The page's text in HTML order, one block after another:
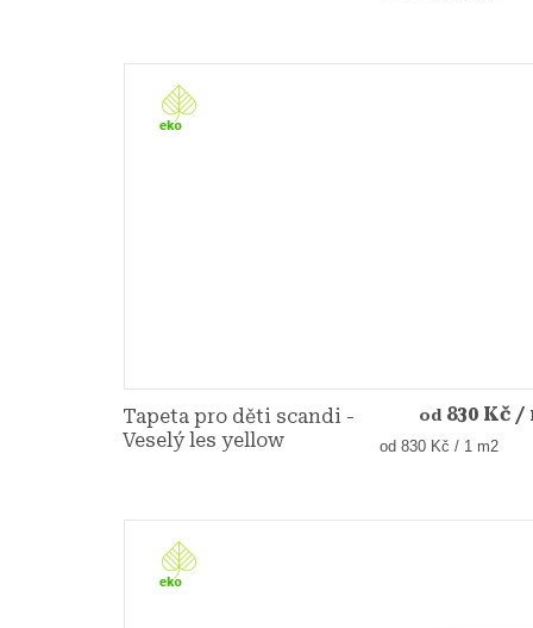
Tapeta pro děti scandi -
Veselý les yellow
od 830 Kč /
Měrná
od 830 Kč / 1 m2